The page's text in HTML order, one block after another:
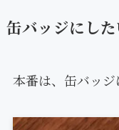
缶バッジにし
本番は、缶バッジ